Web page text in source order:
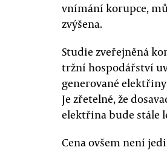
vnímání korupce,
zvýšena.
Studie zveřejněná
tržní hospodářství
generované
Je zřetelné, že
elektřina bude stále
Cena ovšem není